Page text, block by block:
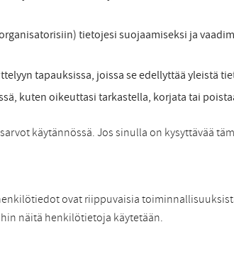
tietojesi suojaamiseksi ja
tapauksissa, joissa se edellyttää yleistä
kuten oikeuttasi tarkastella, korjata tai
käytännössä. Jos sinulla on kysyttävää
ovat riippuvaisia
näitä henkilötietoja käytetään.